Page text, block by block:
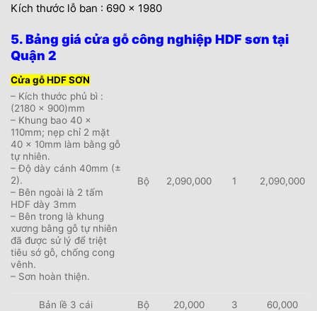
Kích thước lỗ ban : 690 x 1980
5. Bảng giá cửa gỗ công nghiệp HDF sơn tại
Quận 2
Cửa gỗ HDF SƠN
– Kích thước phủ bì :
(2180 x 900)mm
– Khung bao 40 x
110mm; nẹp chỉ 2 mặt
40 x 10mm làm bằng gỗ
tự nhiên.
– Độ dày cánh 40mm (±
2).
– Bên ngoài là 2 tấm
HDF dày 3mm
– Bên trong là khung
xương bằng gỗ tự nhiên
đã được sử lý để triệt
tiêu sớ gỗ, chống cong
vênh.
– Sơn hoàn thiện.
Bộ 2,090,000 1 2,090,000
Bản lề 3 cái Bộ 20,000 3 60,000